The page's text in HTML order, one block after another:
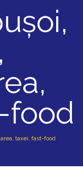
food
taxei, fast-food